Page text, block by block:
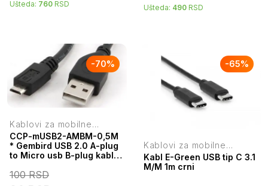
Ušteda: 760 RSD Ušteda: 490 RSD
-70%
Kablovi za mobilne
telefone
CCP-mUSB2-AMBM-0,5M
* Gembird USB 2.0 A-plug
to Micro usb B-plug kabl
100RSD
-65%
Kablovi za mobilne
telefone
Kabl E-Green USB tip C 3.1
M/M 1m crni